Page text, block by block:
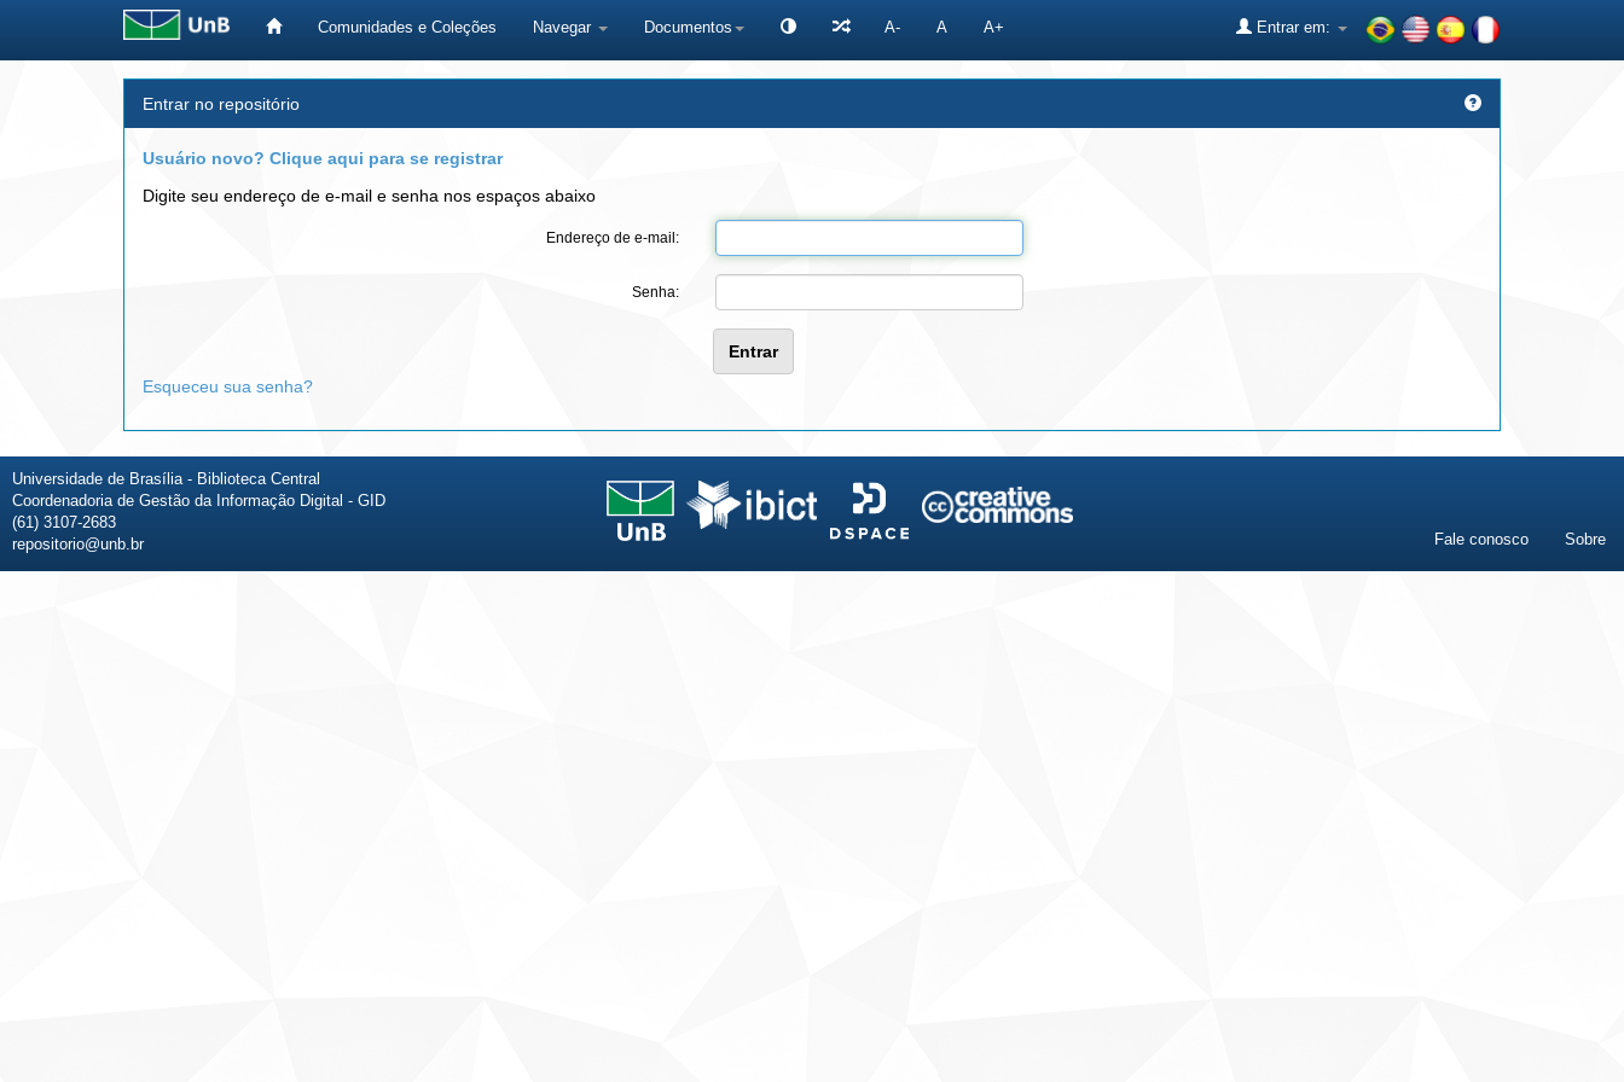
Comunidades e Coleções Navegar Documentos A- A A+ Entrar em:
Entrar no repositório
Usuário novo? Clique aqui para se registrar
Digite seu endereço de e-mail e senha nos espaços abaixo
Endereço de e-mail:
Senha:
Esqueceu sua senha?
Universidade de Brasília - Biblioteca Central
Coordenadoria de Gestão da Informação Digital - GID
(61) 3107-2683
repositorio@unb.br
Fale conosco Sobre